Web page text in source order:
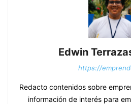
Edwin
https://
Redacto contenidos sobre
información de interés para